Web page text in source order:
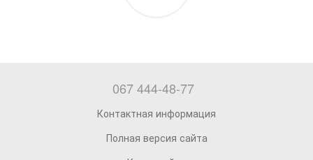
067 444-48-77
Контактная информация
Полная версия сайта